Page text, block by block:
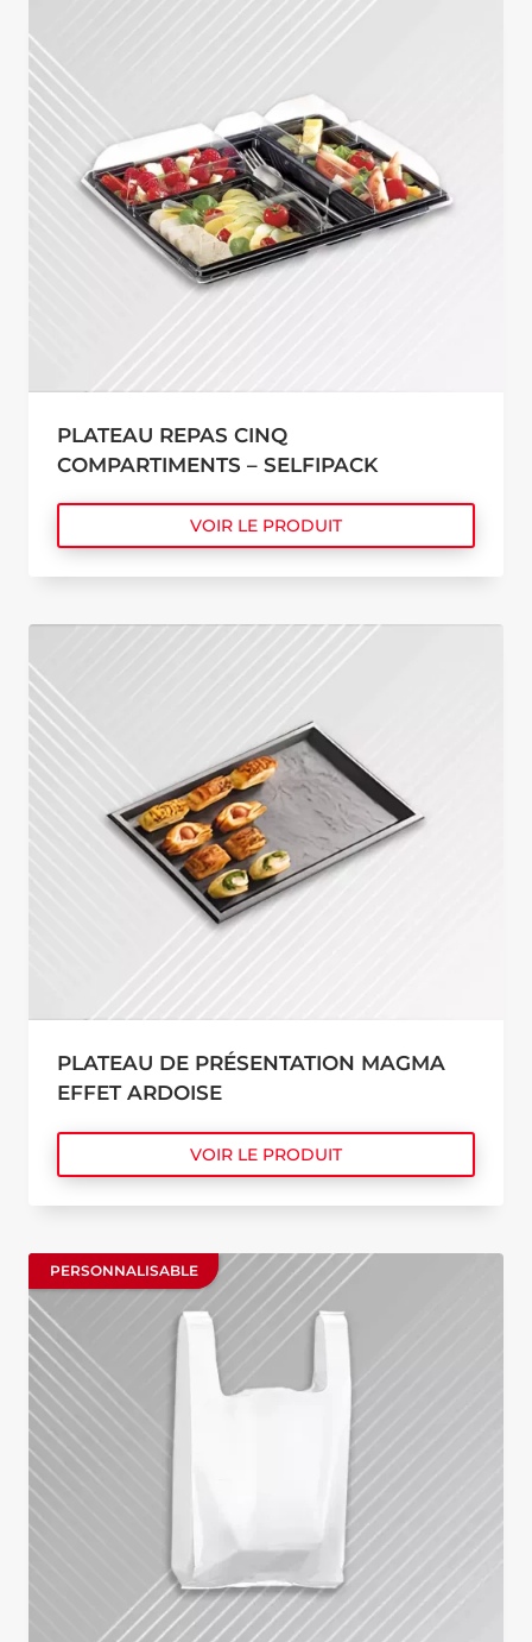
PLATEAU REPAS CINQ
COMPARTIMENTS – SELFIPACK
VOIR LE PRODUIT
PLATEAU DE PRÉSENTATION MAGMA
EFFET ARDOISE
VOIR LE PRODUIT
PERSONNALISABLE
PERSONNALISABLE